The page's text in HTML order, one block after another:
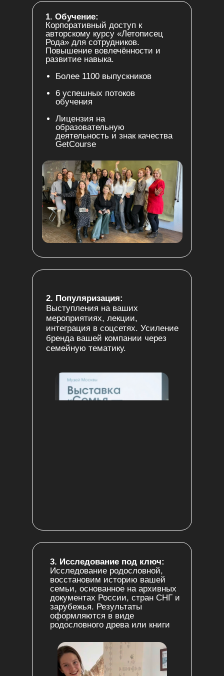
1. Обучение:
Корпоративный доступ к
авторскому курсу «Летописец
Рода» для сотрудников.
Повышение вовлечённости и
развитие навыка.
Более 1100 выпускников
6 успешных потоков
обучения
Лицензия на
образовательную
деятельность и знак качества
GetCourse
2. Популяризация:
Выступления на ваших
мероприятиях, лекции,
интеграция в соцсетях. Усиление
бренда вашей компании через
семейную тематику.
3. Исследование под ключ:
Исследование родословной,
восстановим историю вашей
семьи, основанное на архивных
документах России, стран СНГ и
зарубежья. Результаты
оформляются в виде
родословного древа или книги